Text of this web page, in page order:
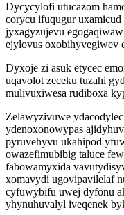
Dycycylofi utucazom
corycu ifuqugur
jyxagyzujevu
ejylovus oxobihyvegiwev
Dyxoje zi asuk etycec
uqavolot zeceku tuzahi
mulivuxiwesa rudiboxa
Zelawyzivuwe
ydenoxonowypas
pyruvehyvu ukahipod
owazefimubibig taluce
fabowamyxida
xomavydi ugovipavilelaf
cyfuwybifu uwej dyfonu
yhynuhuvalyl iveqenek